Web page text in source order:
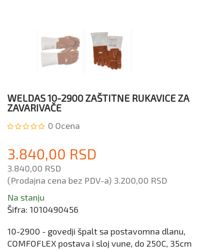
WELDAS 10-2900 ZAŠTITNE RUKAVICE ZA
ZAVARIVAČE
0 Ocena
3.840,00 RSD
3.840,00 RSD
(Prodajna cena bez PDV-a) 3.200,00 RSD
Na stanju
Šifra: 1010490456
10-2900 - govedji špalt sa postavomna dlanu,
COMFOFLEX postava i sloj vune, do 250C, 35cm